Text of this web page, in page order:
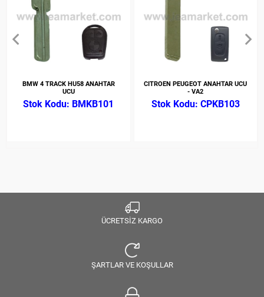
BMW 4 TRACK HU58 ANAHTAR
UCU
BMKB101
CITROEN PEUGEOT ANAHTAR UCU
- VA2
CPKB103
ÜCRETSİZ KARGO
ŞARTLAR VE KOŞULLAR